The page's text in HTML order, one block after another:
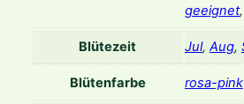
geeignet,
Blütezeit Jul, Aug,
Blütenfarbe rosa-pink